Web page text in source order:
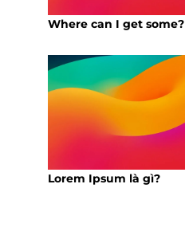
Where can I get some?
Lorem Ipsum là gì?